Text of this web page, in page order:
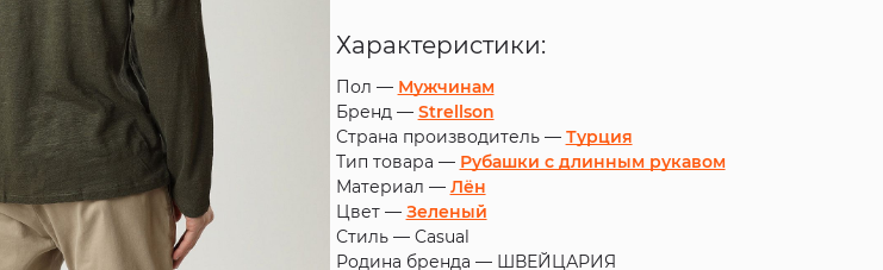
Характеристики:
Пол — Мужчинам
Бренд — Strellson
Страна производитель — Турция
Тип товара — Рубашки с длинным рукавом
Материал — Лён
Цвет — Зеленый
Стиль — Casual
Родина бренда — ШВЕЙЦАРИЯ